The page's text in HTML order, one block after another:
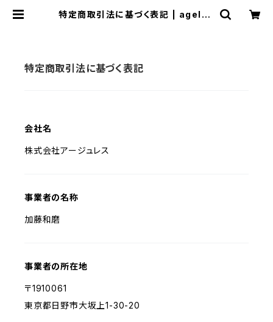
特定商取引法に基づく表記 | ageles
特定商取引法に基づく表記
会社名
株式会社アージュレス
事業者の名称
加藤和磨
事業者の所在地
〒1910061
東京都日野市大坂上1-30-20